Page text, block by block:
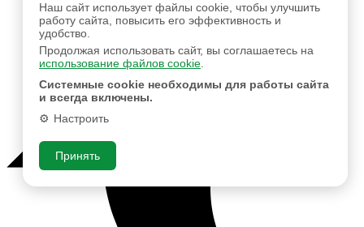
Наш сайт использует файлы cookie, чтобы улучшить
работу сайта, повысить его эффективность и
удобство.
Продолжая использовать сайт, вы соглашаетесь на
использование файлов cookie
Системные cookie необходимы для работы сайта
и всегда включены.
Настроить
Принять